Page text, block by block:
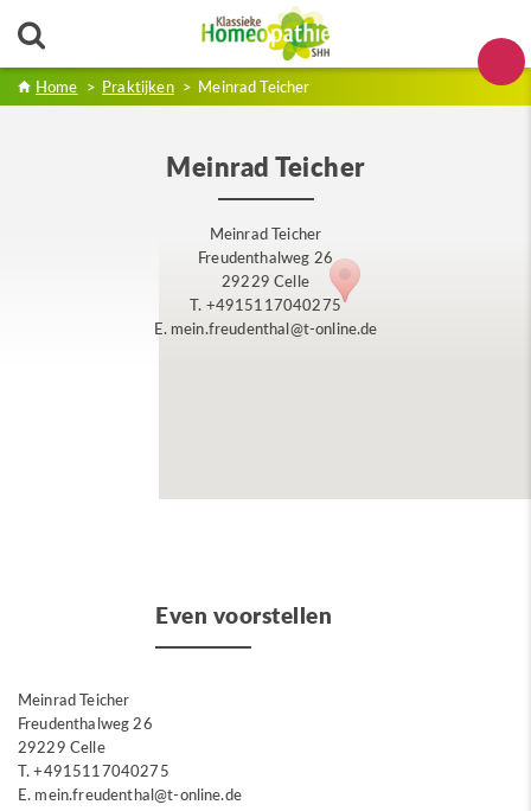
Home > Praktijken > Meinrad Teicher
Meinrad Teicher
Meinrad Teicher
Freudenthalweg 26
29229 Celle
T. +4915117040275
E. mein.freudenthal@t-online.de
Even voorstellen
Meinrad Teicher
Freudenthalweg 26
29229 Celle
T. +4915117040275
E. mein.freudenthal@t-online.de